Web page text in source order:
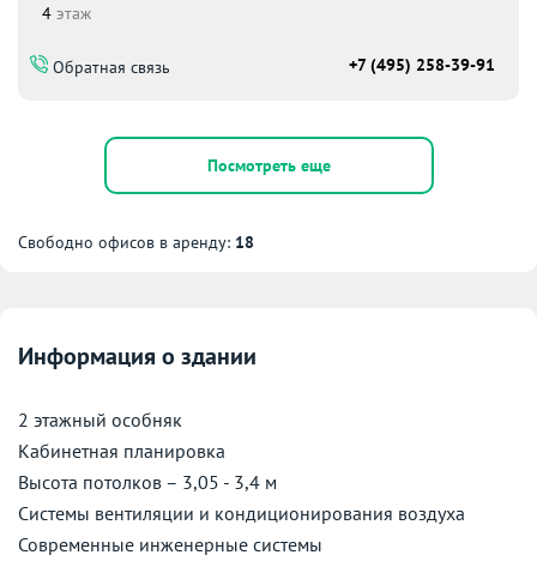
4 этаж
Обратная связь +7 (495) 258-39-91
Посмотреть еще
Свободно офисов в аренду: 18
Информация о здании
2 этажный особняк
Кабинетная планировка
Высота потолков – 3,05 - 3,4 м
Системы вентиляции и кондиционирования воздуха
Современные инженерные системы